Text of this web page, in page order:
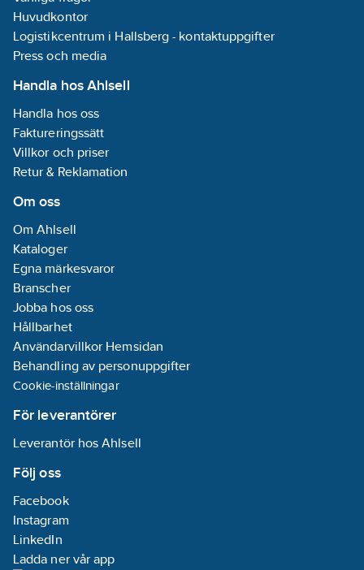
Huvudkontor
Logistikcentrum i Hallsberg - kontaktuppgifter
Press och media
Handla hos Ahlsell
Handla hos oss
Faktureringssätt
Villkor och priser
Retur & Reklamation
Om oss
Om Ahlsell
Kataloger
Egna märkesvaror
Branscher
Jobba hos oss
Hållbarhet
Användarvillkor Hemsidan
Behandling av personuppgifter
Cookie-inställningar
För leverantörer
Leverantör hos Ahlsell
Följ oss
Facebook
Instagram
LinkedIn
Ladda ner vår app